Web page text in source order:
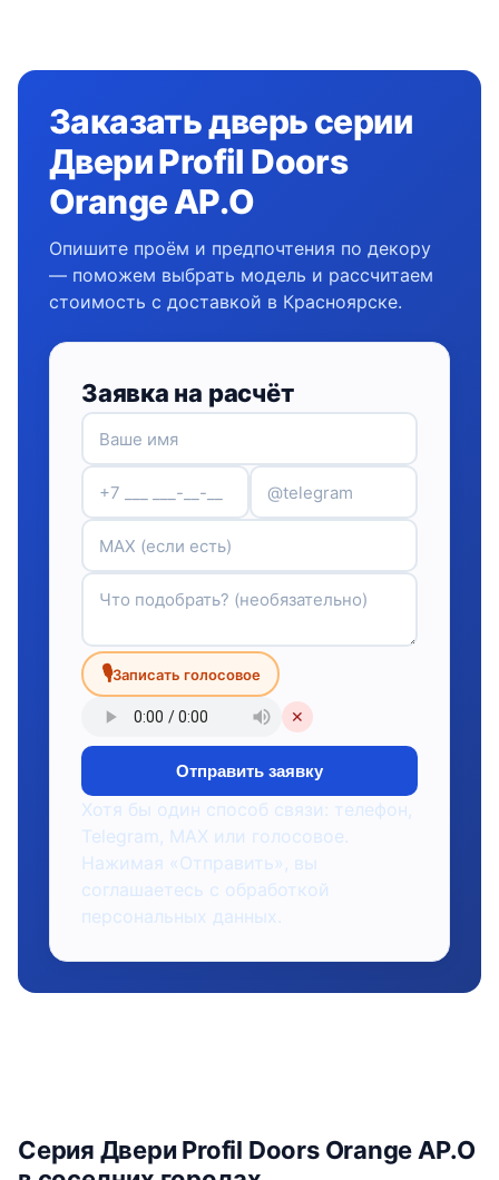
Заказать дверь серии
Двери Profil Doors
Orange AP.O
Опишите проём и предпочтения по декору
— поможем выбрать модель и рассчитаем
стоимость с доставкой в Красноярске.
Заявка на расчёт
🎙Записать голосовое
✕
Отправить заявку
Хотя бы один способ связи: телефон,
Telegram, MAX или голосовое.
Нажимая «Отправить», вы
соглашаетесь с обработкой
персональных данных.
Серия Двери Profil Doors Orange AP.O